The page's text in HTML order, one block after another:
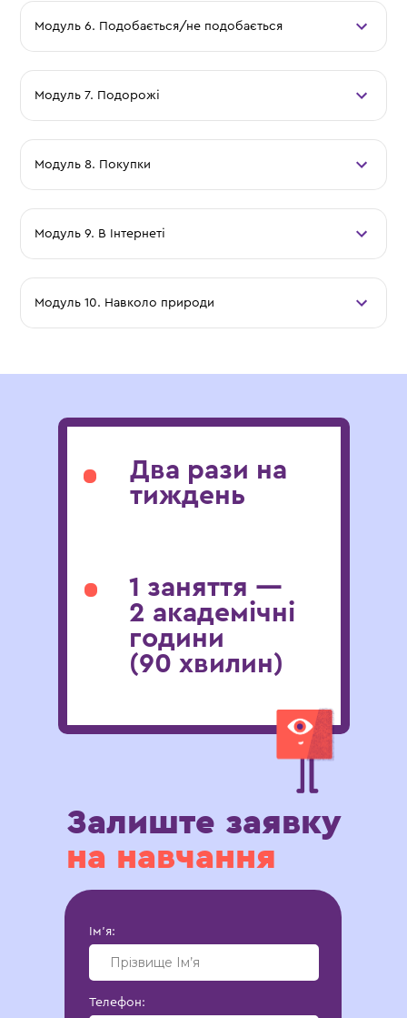
Модуль 6. Подобається/не подобається
Модуль 7. Подорожі
Модуль 8. Покупки
Модуль 9. В Інтернеті
Модуль 10. Навколо природи
Два рази на
тиждень
1 заняття —
2 академічні
години
(90 хвилин)
Залиште заявку
на навчання
Ім’‎я:
Телефон: